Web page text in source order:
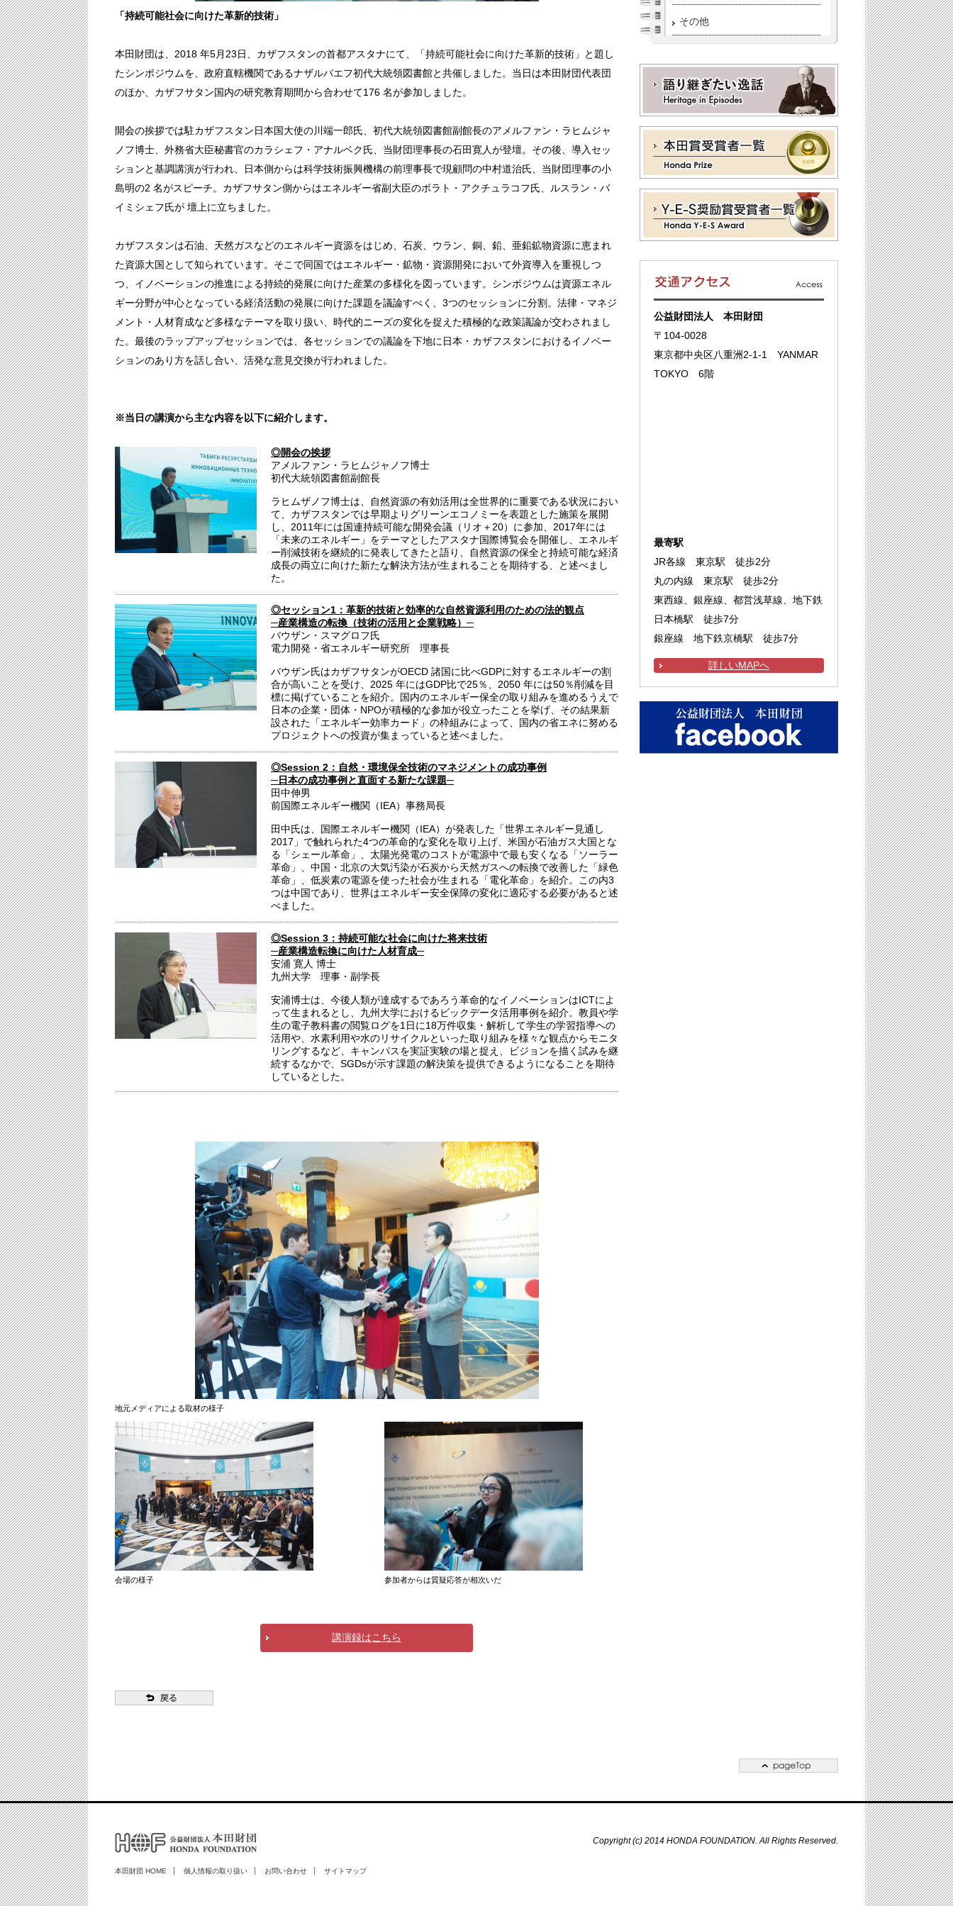
「持続可能社会に向けた革新的技術」
本田財団は、2018 年5月23日、カザフスタンの首都アスタナにて、「持続可能社会に向けた革新的技術」と題し
たシンポジウムを、政府直轄機関であるナザルバエフ初代大統領図書館と共催しました。当日は本田財団代表団
のほか、カザフサタン国内の研究教育期間から合わせて176 名が参加しました。
開会の挨拶では駐カザフスタン日本国大使の川端一郎氏、初代大統領図書館副館長のアメルファン・ラヒムジャ
ノフ博士、外務省大臣秘書官のカラシェフ・アナルベク氏、当財団理事長の石田寛人が登壇。その後、導入セッ
ションと基調講演が行われ、日本側からは科学技術振興機構の前理事長で現顧問の中村道治氏、当財団理事の小
島明の2 名がスピーチ。カザフサタン側からはエネルギー省副大臣のボラト・アクチュラコフ氏、ルスラン・バ
イミシェフ氏が 壇上に立ちました。
カザフスタンは石油、天然ガスなどのエネルギー資源をはじめ、石炭、ウラン、銅、鉛、亜鉛鉱物資源に恵まれ
た資源大国として知られています。そこで同国ではエネルギー・鉱物・資源開発において外資導入を重視しつ
つ、イノベーションの推進による持続的発展に向けた産業の多様化を図っています。シンポジウムは資源エネル
ギー分野が中心となっている経済活動の発展に向けた課題を議論すべく、3つのセッションに分割。法律・マネジ
メント・人材育成など多様なテーマを取り扱い、時代的ニーズの変化を捉えた積極的な政策議論が交わされまし
た。最後のラップアップセッションでは、各セッションでの議論を下地に日本・カザフスタンにおけるイノベー
ションのあり方を話し合い、活発な意見交換が行われました。
※当日の講演から主な内容を以下に紹介します。
◎開会の挨拶
アメルファン・ラヒムジャノフ博士
初代大統領図書館副館長
ラヒムザノフ博士は、自然資源の有効活用は全世界的に重要である状況におい
て、カザフスタンでは早期よりグリーンエコノミーを表題とした施策を展開
し、2011年には国連持続可能な開発会議（リオ＋20）に参加、2017年には
「未来のエネルギー」をテーマとしたアスタナ国際博覧会を開催し、エネルギ
ー削減技術を継続的に発表してきたと語り、自然資源の保全と持続可能な経済
成長の両立に向けた新たな解決方法が生まれることを期待する、と述べまし
た。
◎セッション1：革新的技術と効率的な自然資源利用のための法的観点
─産業構造の転換（技術の活用と企業戦略）─
バウザン・スマグロフ氏
電力開発・省エネルギー研究所 理事長
バウザン氏はカザフサタンがOECD 諸国に比べGDPに対するエネルギーの割
合が高いことを受け、2025 年にはGDP比で25％、2050 年には50％削減を目
標に掲げていることを紹介。国内のエネルギー保全の取り組みを進めるうえで
日本の企業・団体・NPOが積極的な参加が役立ったことを挙げ、その結果新
設された「エネルギー効率カード」の枠組みによって、国内の省エネに努める
プロジェクトへの投資が集まっていると述べました。
◎Session 2：自然・環境保全技術のマネジメントの成功事例
─日本の成功事例と直面する新たな課題─
田中伸男
前国際エネルギー機関（IEA）事務局長
田中氏は、国際エネルギー機関（IEA）が発表した「世界エネルギー見通し
2017」で触れられた4つの革命的な変化を取り上げ、米国が石油ガス大国とな
る「シェール革命」、太陽光発電のコストが電源中で最も安くなる「ソーラー
革命」、中国・北京の大気汚染が石炭から天然ガスへの転換で改善した「緑色
革命」、低炭素の電源を使った社会が生まれる「電化革命」を紹介。この内3
つは中国であり、世界はエネルギー安全保障の変化に適応する必要があると述
べました。
◎Session 3：持続可能な社会に向けた将来技術
─産業構造転換に向けた人材育成─
安浦 寛人 博士
九州大学 理事・副学長
安浦博士は、今後人類が達成するであろう革命的なイノベーションはICTによ
って生まれるとし、九州大学におけるビックデータ活用事例を紹介。教員や学
生の電子教科書の閲覧ログを1日に18万件収集・解析して学生の学習指導への
活用や、水素利用や水のリサイクルといった取り組みを様々な観点からモニタ
リングするなど、キャンパスを実証実験の場と捉え、ビジョンを描く試みを継
続するなかで、SGDsが示す課題の解決策を提供できるようになることを期待
しているとした。
地元メディアによる取材の様子
会場の様子 参加者からは質疑応答が相次いだ
講演録はこちら
その他
公益財団法人 本田財団
〒104-0028
東京都中央区八重洲2-1-1 YANMAR
TOKYO 6階
最寄駅
JR各線 東京駅 徒歩2分
丸の内線 東京駅 徒歩2分
東西線、銀座線、都営浅草線、地下鉄
日本橋駅 徒歩7分
銀座線 地下鉄京橋駅 徒歩7分
詳しいMAPへ
Copyright (c) 2014 HONDA FOUNDATION. All Rights Reserved.
本田財団 HOME 個人情報の取り扱い お問い合わせ サイトマップ